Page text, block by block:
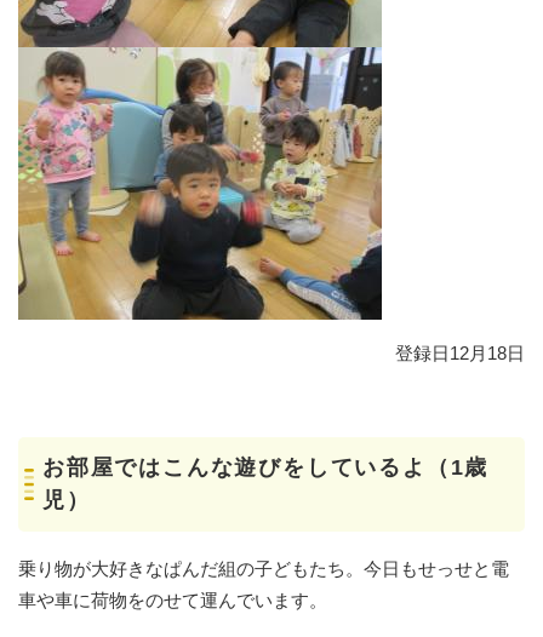
登録日12月18日
お部屋ではこんな遊びをしているよ（1歳
児）
乗り物が大好きなぱんだ組の子どもたち。今日もせっせと電
車や車に荷物をのせて運んでいます。